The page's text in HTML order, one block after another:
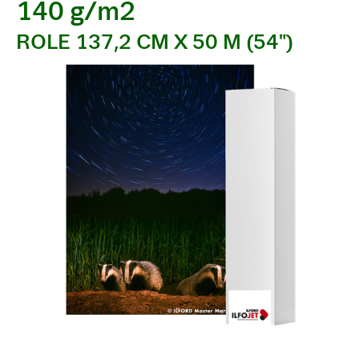
140 g/m2
ROLE 137,2 CM X 50 M (54")